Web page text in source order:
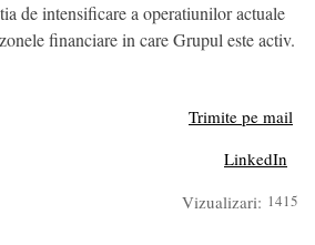
de intensificare a operatiunilor actuale
financiare in care Grupul este activ.
Trimite pe mail
LinkedIn
Vizualizari: 1415